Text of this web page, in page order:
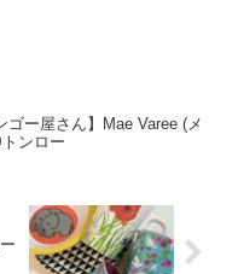
ゴー屋さん】Mae Varee (メ
リー) @トンロー